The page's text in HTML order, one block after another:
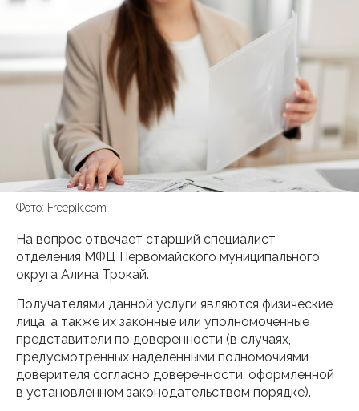
Фото: Freepik.com
На вопрос отвечает старший специалист
отделения МФЦ Первомайского муниципального
округа Алина Трокай.
Получателями данной услуги являются физические
лица, а также их законные или уполномоченные
представители по доверенности (в случаях,
предусмотренных наделенными полномочиями
доверителя согласно доверенности, оформленной
в установленном законодательством порядке).